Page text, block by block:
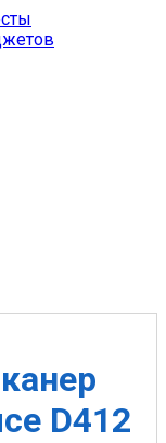
D412